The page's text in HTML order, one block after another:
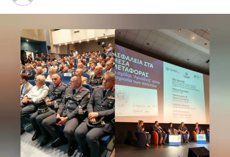
ξεκάθαρο: τα καμένα πρέπει να προστατευθούν και να
αποκατασταθούν.
Η επόμενη ημέρα δεν μπορεί παρά να έχει ως βασικό
στόχο την προστασία του φυσικού πλούτου της Αττικής
και την αναγέννηση των περιοχών που δοκιμάστηκαν από
τις φλόγες.